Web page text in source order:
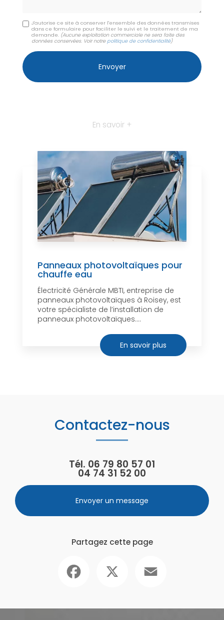
J'autorise ce site à conserver l'ensemble des données transmises
dans ce formulaire pour faciliter le suivi et le traitement de ma
demande. (Aucune exploitation commerciale ne sera faite des
données conservées. Voir notre politique de confidentialité)
En savoir +
Panneaux photovoltaïques pour
chauffe eau
Électricité Générale MBTI, entreprise de
panneaux photovoltaïques à Roisey, est
votre spécialiste de l’installation de
panneaux photovoltaïques....
En savoir plus
Contactez-nous
Tél. 06 79 80 57 01
04 74 31 52 00
Envoyer un message
Partagez cette page